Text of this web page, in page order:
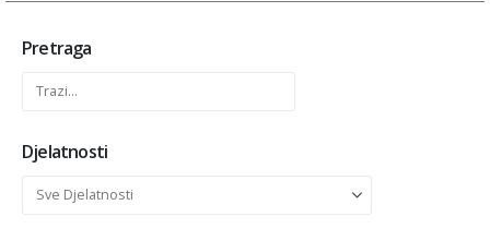
Pretraga
Djelatnosti